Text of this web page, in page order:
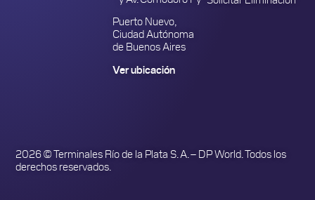
Puerto Nuevo,
Ciudad Autónoma
de Buenos Aires
Ver ubicación
2026 © Terminales Río de la Plata S. A. – DP World. Todos los
derechos reservados.